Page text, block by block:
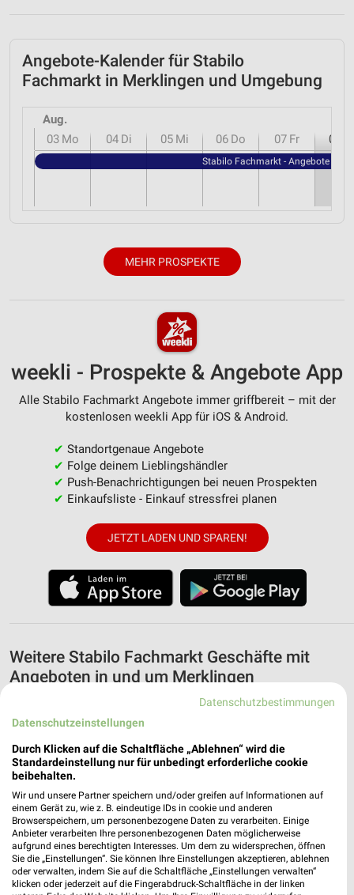
Angebote-Kalender für Stabilo
Fachmarkt in Merklingen und Umgebung
Aug.
03 Mo 04 Di 05 Mi 06 Do 07 Fr 08
Stabilo Fachmarkt - Angebote ab
MEHR PROSPEKTE
weekli - Prospekte & Angebote App
Alle Stabilo Fachmarkt Angebote immer griffbereit – mit der
kostenlosen weekli App für iOS & Android.
✔ Standortgenaue Angebote
✔ Folge deinem Lieblingshändler
✔ Push-Benachrichtigungen bei neuen Prospekten
✔ Einkaufsliste - Einkauf stressfrei planen
JETZT LADEN UND SPAREN!
Weitere Stabilo Fachmarkt Geschäfte mit
Angeboten in und um Merklingen
Stabilo Fachmarkt Angebote in Münsingen
Münsingen, Deutschland
534,11 km
Stabilo Fachmarkt Angebote in Steinheim am
Albuch
Steinheim am Albuch, Deutschland
Datenschutzbestimmungen
Datenschutzeinstellungen
Durch Klicken auf die Schaltfläche „Ablehnen“ wird die
Standardeinstellung nur für unbedingt erforderliche cookie
beibehalten.
Wir und unsere Partner speichern und/oder greifen auf Informationen auf
einem Gerät zu, wie z. B. eindeutige IDs in cookie und anderen
Browserspeichern, um personenbezogene Daten zu verarbeiten. Einige
Anbieter verarbeiten Ihre personenbezogenen Daten möglicherweise
aufgrund eines berechtigten Interesses. Um dem zu widersprechen, öffnen
Sie die „Einstellungen“. Sie können Ihre Einstellungen akzeptieren, ablehnen
oder verwalten, indem Sie auf die Schaltfläche „Einstellungen verwalten“
klicken oder jederzeit auf die Fingerabdruck-Schaltfläche in der linken